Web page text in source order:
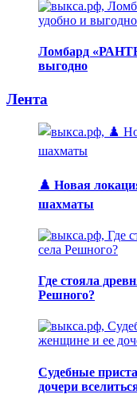
Ломбард
выгодно
Лента
♟️ Новая
шахматы
Где стояла
Решного?
Судебные
дочери